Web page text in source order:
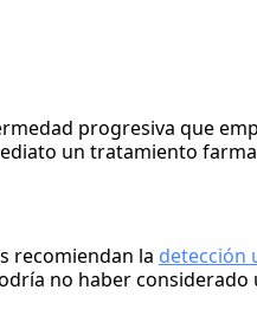
progresiva que
un tratamiento
recomiendan la detección
no haber considerado